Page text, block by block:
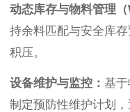
动态库存与物料管理（
持余料匹配与安全库
积压。
设备维护与监控： 基于
制定预防性维护计划